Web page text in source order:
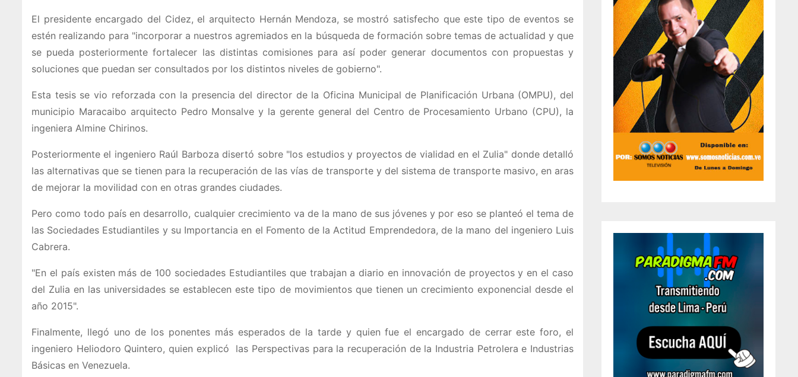
El presidente encargado del Cidez, el arquitecto Hernán Mendoza, se mostró satisfecho que este tipo de eventos se
estén realizando para "incorporar a nuestros agremiados en la búsqueda de formación sobre temas de actualidad y que
se pueda posteriormente fortalecer las distintas comisiones para así poder generar documentos con propuestas y
soluciones que puedan ser consultados por los distintos niveles de gobierno".
Esta tesis se vio reforzada con la presencia del director de la Oficina Municipal de Planificación Urbana (OMPU), del
municipio Maracaibo arquitecto Pedro Monsalve y la gerente general del Centro de Procesamiento Urbano (CPU), la
ingeniera Almine Chirinos.
Posteriormente el ingeniero Raúl Barboza disertó sobre "los estudios y proyectos de vialidad en el Zulia" donde detalló
las alternativas que se tienen para la recuperación de las vías de transporte y del sistema de transporte masivo, en aras
de mejorar la movilidad con en otras grandes ciudades.
Pero como todo país en desarrollo, cualquier crecimiento va de la mano de sus jóvenes y por eso se planteó el tema de
las Sociedades Estudiantiles y su Importancia en el Fomento de la Actitud Emprendedora, de la mano del ingeniero Luis
Cabrera.
"En el país existen más de 100 sociedades Estudiantiles que trabajan a diario en innovación de proyectos y en el caso
del Zulia en las universidades se establecen este tipo de movimientos que tienen un crecimiento exponencial desde el
año 2015".
Finalmente, llegó uno de los ponentes más esperados de la tarde y quien fue el encargado de cerrar este foro, el
ingeniero Heliodoro Quintero, quien explicó las Perspectivas para la recuperación de la Industria Petrolera e Industrias
Básicas en Venezuela.